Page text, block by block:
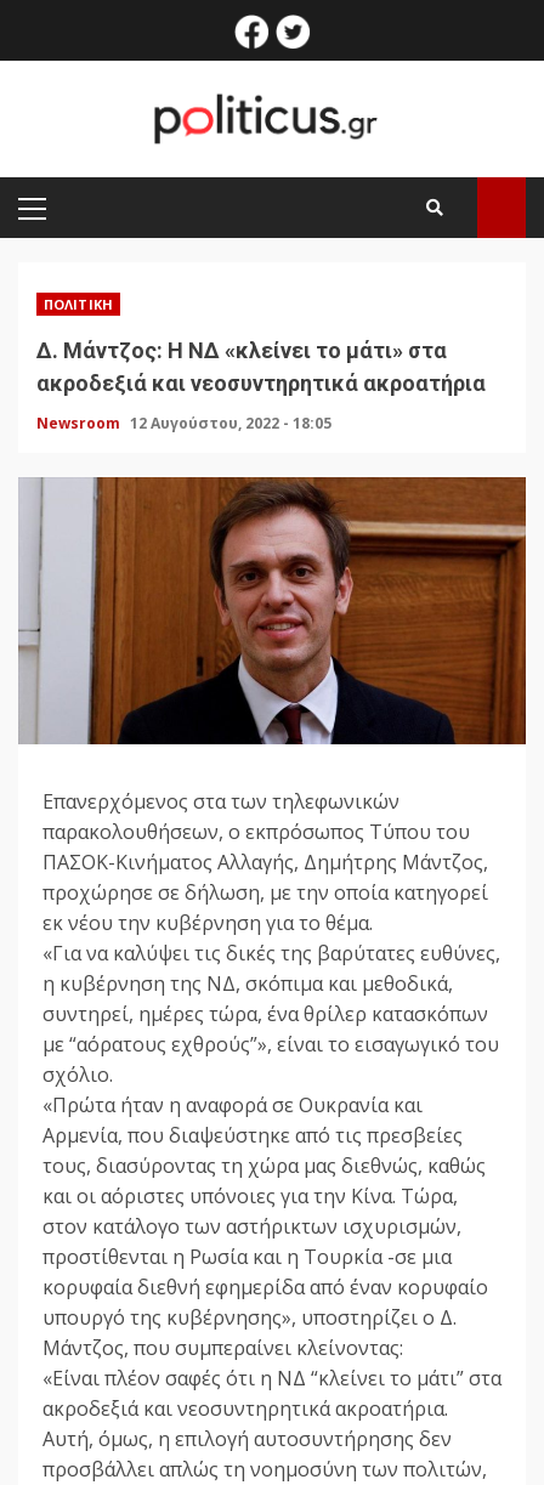
facebook
PRIMARY
MENU
ΠΟΛΙΤΙΚΉ
Δ. Μάντζος: Η ΝΔ «κλείνει το μάτι» στα
ακροδεξιά και νεοσυντηρητικά ακροατήρια
Newsroom 12 Αυγούστου, 2022 - 18:05
Επανερχόμενος στα των τηλεφωνικών
παρακολουθήσεων, ο εκπρόσωπος Τύπου του
ΠΑΣΟΚ-Κινήματος Αλλαγής, Δημήτρης Μάντζος,
προχώρησε σε δήλωση, με την οποία κατηγορεί
εκ νέου την κυβέρνηση για το θέμα.
«Για να καλύψει τις δικές της βαρύτατες ευθύνες,
η κυβέρνηση της ΝΔ, σκόπιμα και μεθοδικά,
συντηρεί, ημέρες τώρα, ένα θρίλερ κατασκόπων
με “αόρατους εχθρούς”», είναι το εισαγωγικό του
σχόλιο.
«Πρώτα ήταν η αναφορά σε Ουκρανία και
Αρμενία, που διαψεύστηκε από τις πρεσβείες
τους, διασύροντας τη χώρα μας διεθνώς, καθώς
και οι αόριστες υπόνοιες για την Κίνα. Τώρα,
στον κατάλογο των αστήρικτων ισχυρισμών,
προστίθενται η Ρωσία και η Τουρκία -σε μια
κορυφαία διεθνή εφημερίδα από έναν κορυφαίο
υπουργό της κυβέρνησης», υποστηρίζει ο Δ.
Μάντζος, που συμπεραίνει κλείνοντας:
«Είναι πλέον σαφές ότι η ΝΔ “κλείνει το μάτι” στα
ακροδεξιά και νεοσυντηρητικά ακροατήρια.
Αυτή, όμως, η επιλογή αυτοσυντήρησης δεν
προσβάλλει απλώς τη νοημοσύνη των πολιτών,